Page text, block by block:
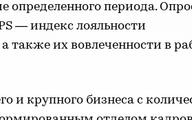
определенного периода.
— индекс лояльности
также их вовлеченности в
и крупного бизнеса с